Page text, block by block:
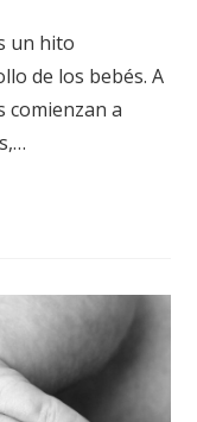
un hito
de los bebés. A
comienzan a